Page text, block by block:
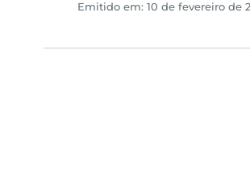
Emitido em: 10 de fevereiro de